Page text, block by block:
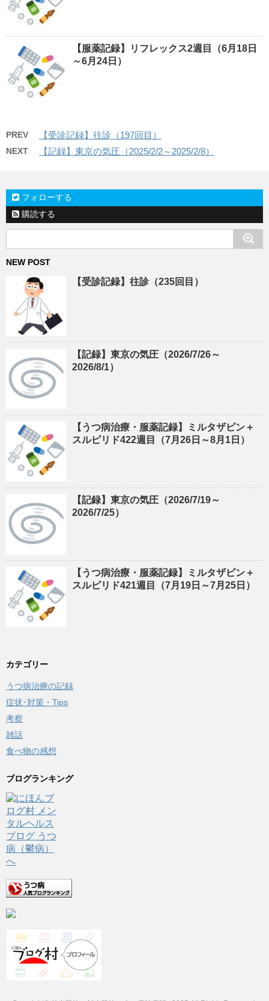
【服薬記録】リフレックス2週目（6月18日
～6月24日）
PREV 【受診記録】往診（197回目）
NEXT 【記録】東京の気圧（2025/2/2～2025/2/8）
フォローする
購読する
NEW POST
【受診記録】往診（235回目）
【記録】東京の気圧（2026/7/26～
2026/8/1）
【うつ病治療・服薬記録】ミルタザピン＋
スルピリド422週目（7月26日～8月1日）
【記録】東京の気圧（2026/7/19～
2026/7/25）
【うつ病治療・服薬記録】ミルタザピン＋
スルピリド421週目（7月19日～7月25日）
カテゴリー
うつ病治療の記録
症状･対策・Tips
考察
雑話
食べ物の感想
ブログランキング